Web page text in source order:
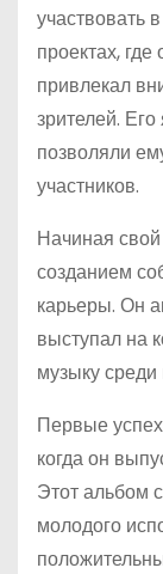
участвовать
проектах,
привлекал
зрителей.
позволяли
участников.
Начиная
созданием
карьеры. Он
выступал на
музыку среди
Первые
когда он
Этот альбом
молодого